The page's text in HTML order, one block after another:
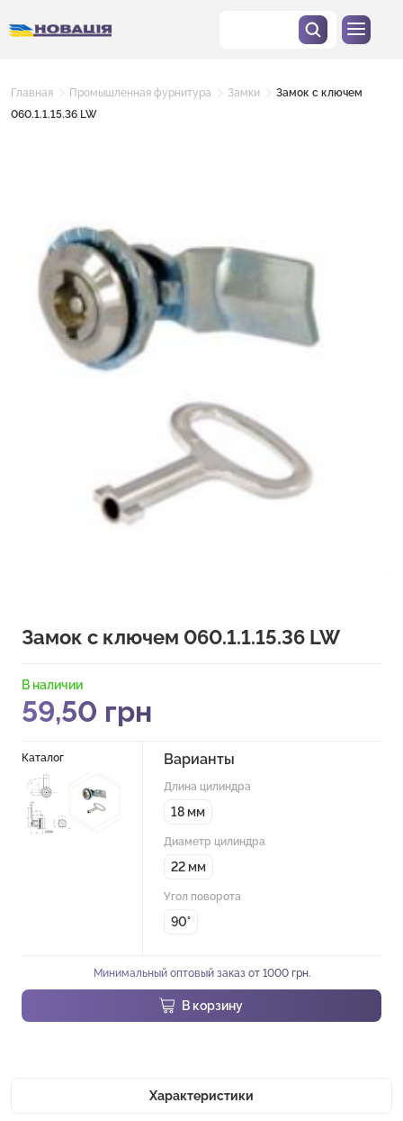
Главная Промышленная фурнитура Замки
Замок с ключем
060.1.1.15.36 LW
Замок с ключем 060.1.1.15.36 LW
В наличии
59,50 грн
Каталог Варианты
Длина цилиндра
18 мм
Диаметр цилиндра
22 мм
Угол поворота
90°
Минимальный оптовый заказ от 1000 грн.
В корзину
Характеристики